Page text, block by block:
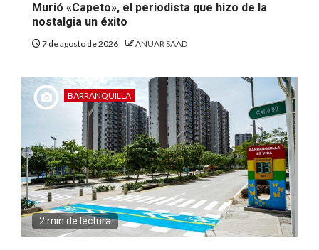
Murió «Capeto», el periodista que hizo de la
nostalgia un éxito
7 de agosto de 2026 ANUAR SAAD
BARRANQUILLA
2 min de lectura